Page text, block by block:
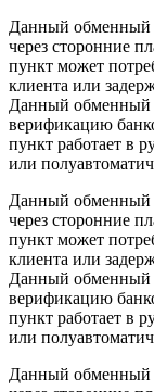
Данный обменный
через сторонние
пункт может
клиента или
Данный обменный
верификацию
пункт работает в
или
Данный обменный
через сторонние
пункт может
клиента или
Данный обменный
верификацию
пункт работает в
или
Данный обменный